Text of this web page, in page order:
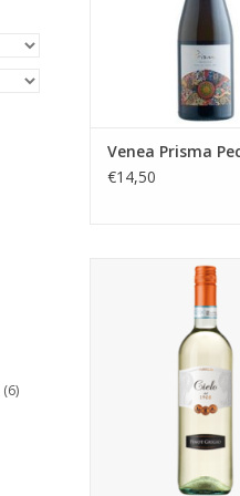
(6)
overtuigende stijl.
gaan van gele
perzik tot tropische
mango, papaja en
bloemen.
TOEVOEGEN AAN
Venea Prisma
€14,50
De Pinot Grigio is
verfrissend met een
boeket en een zeer
afdronk. De kleur is
groende reflecties.
komt de warme
geroosterd brood
gebracht